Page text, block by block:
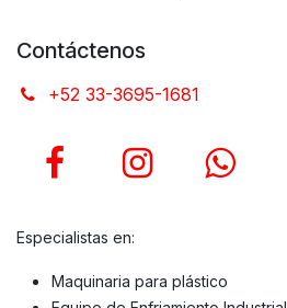
Contáctenos
+52 33-3695-1681
Especialistas en:
Maquinaria para plástico